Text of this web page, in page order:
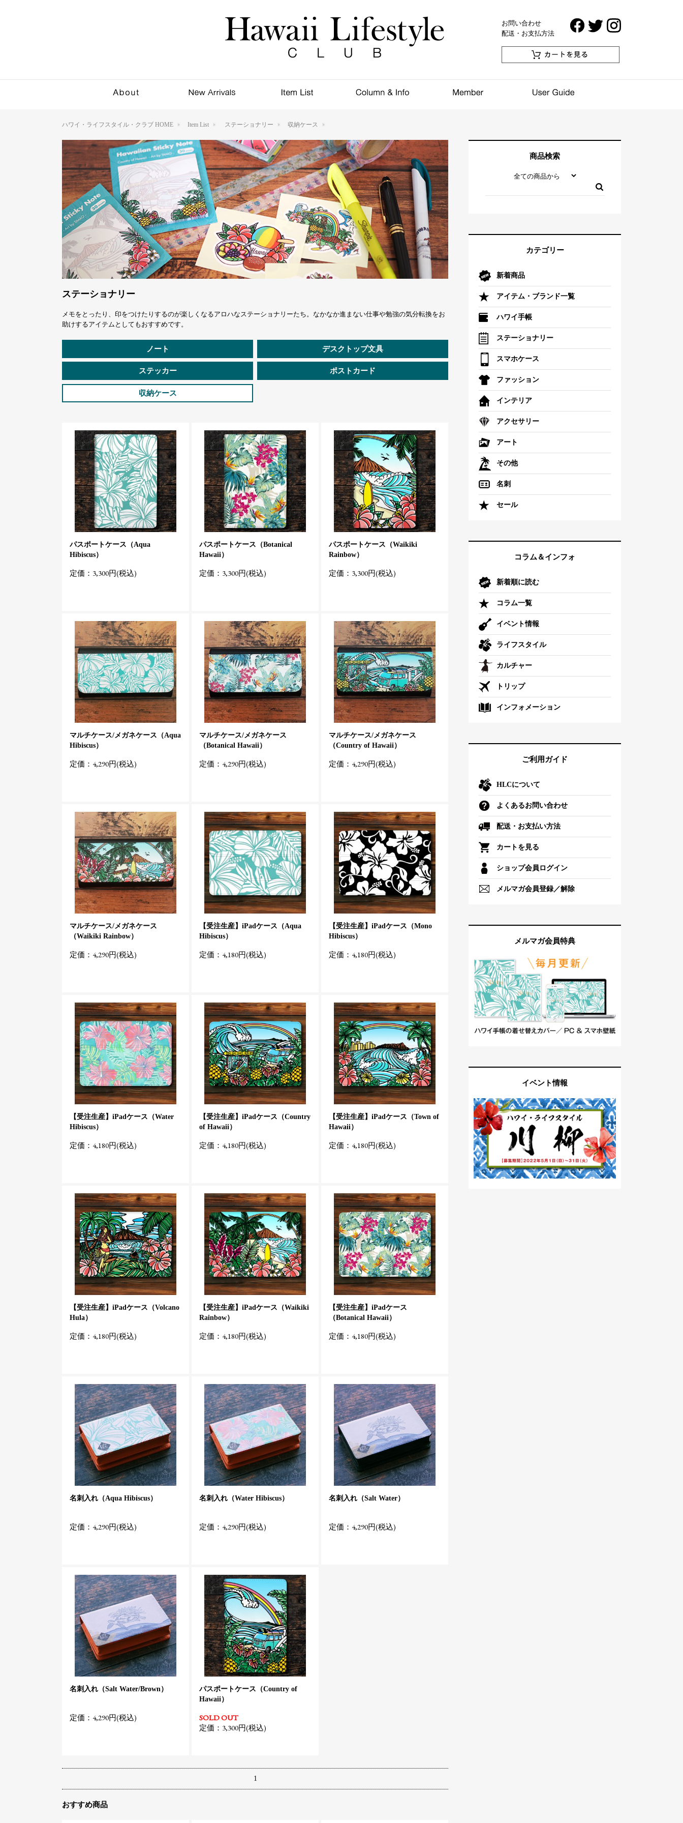
お問い合わせ
配送・お支払方法
ハワイ・ライフスタイル・クラブ HOME Item List ステーショナリー 収納ケース
ステーショナリー
メモをとったり、印をつけたりするのが楽しくなるアロハなステーショナリーたち。なかなか進まない仕事や勉強の気分転換をお
助けするアイテムとしてもおすすめです。
ノート デスクトップ文具
ステッカー ポストカード
収納ケース
パスポートケース（Aqua
Hibiscus）
定価：3,300円(税込)
パスポートケース（Botanical
Hawaii）
定価：3,300円(税込)
パスポートケース（Waikiki
Rainbow）
定価：3,300円(税込)
マルチケース/メガネケース（Aqua
Hibiscus）
定価：4,290円(税込)
マルチケース/メガネケース
（Botanical Hawaii）
定価：4,290円(税込)
マルチケース/メガネケース
（Country of Hawaii）
定価：4,290円(税込)
マルチケース/メガネケース
（Waikiki Rainbow）
定価：4,290円(税込)
【受注生産】iPadケース（Aqua
Hibiscus）
定価：4,180円(税込)
【受注生産】iPadケース（Mono
Hibiscus）
定価：4,180円(税込)
【受注生産】iPadケース（Water
Hibiscus）
定価：4,180円(税込)
【受注生産】iPadケース（Country
of Hawaii）
定価：4,180円(税込)
【受注生産】iPadケース（Town of
Hawaii）
定価：4,180円(税込)
【受注生産】iPadケース（Volcano
Hula）
定価：4,180円(税込)
【受注生産】iPadケース（Waikiki
Rainbow）
定価：4,180円(税込)
【受注生産】iPadケース
（Botanical Hawaii）
定価：4,180円(税込)
名刺入れ（Aqua Hibiscus）
定価：4,290円(税込)
名刺入れ（Water Hibiscus）
定価：4,290円(税込)
名刺入れ（Salt Water）
定価：4,290円(税込)
名刺入れ（Salt Water/Brown）
定価：4,290円(税込)
パスポートケース（Country of
Hawaii）
SOLD OUT
定価：3,300円(税込)
1
おすすめ商品
商品検索
カテゴリー
新着商品
アイテム・ブランド一覧
ハワイ手帳
ステーショナリー
スマホケース
ファッション
インテリア
アクセサリー
アート
その他
名刺
セール
コラム＆インフォ
新着順に読む
コラム一覧
イベント情報
ライフスタイル
カルチャー
トリップ
インフォメーション
ご利用ガイド
HLCについて
よくあるお問い合わせ
配送・お支払い方法
カートを見る
ショップ会員ログイン
メルマガ会員登録／解除
メルマガ会員特典
イベント情報